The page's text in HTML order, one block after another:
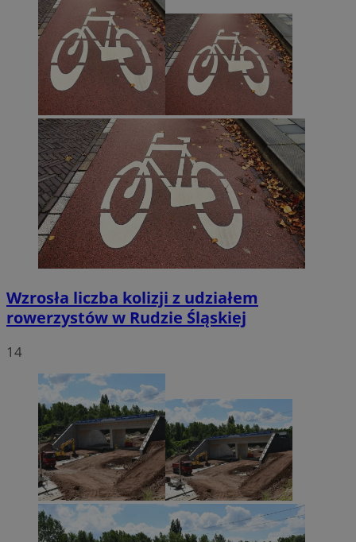
Wzrosła liczba kolizji z udziałem
rowerzystów w Rudzie Śląskiej
14